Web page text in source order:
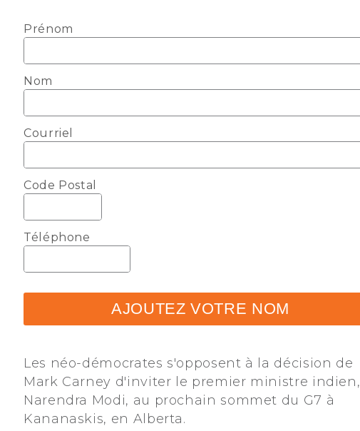
Prénom
Nom
Courriel
Code Postal
Téléphone
AJOUTEZ VOTRE NOM
Les néo-démocrates s'opposent à la décision de
Mark Carney d'inviter le premier ministre indien,
Narendra Modi, au prochain sommet du G7 à
Kananaskis, en Alberta.